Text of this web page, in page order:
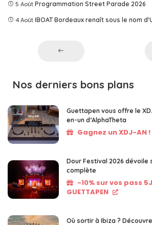
5 Août Programmation Street Parade 2026
4 Août IBOAT Bordeaux renaît sous le nom
Nos derniers bons plans
Guettapen vous offre le
en-un d’AlphaTheta
Gagnez un XDJ-AN !
Dour Festival 2026 dévoile
complète
-10% sur vos pass
GUETTAPEN
Où sortir à Ibiza ?